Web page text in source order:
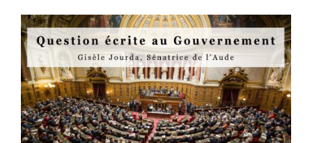
:
pour
les
sénateurs
socialistes,
des
avancées
notables